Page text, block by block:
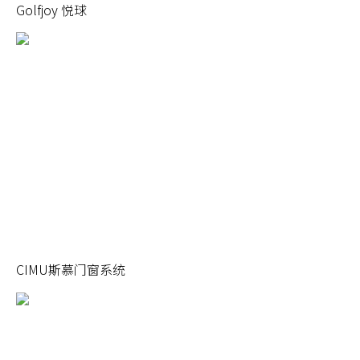
Golfjoy 悦球
CIMU斯慕门窗系统